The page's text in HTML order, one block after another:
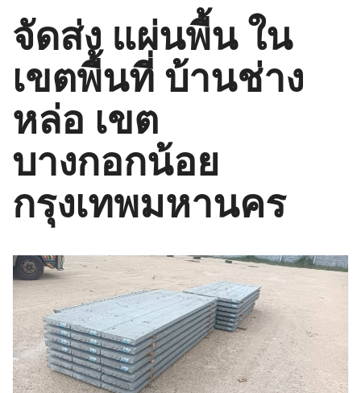
จัดส่ง แผ่นพื้น ใน
เขตพื้นที่ บ้านช่าง
หล่อ เขต
บางกอกน้อย
กรุงเทพมหานคร